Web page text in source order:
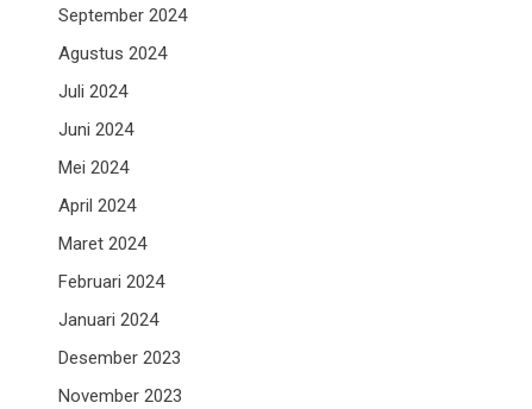
September 2024
Agustus 2024
Juli 2024
Juni 2024
Mei 2024
April 2024
Maret 2024
Februari 2024
Januari 2024
Desember 2023
November 2023